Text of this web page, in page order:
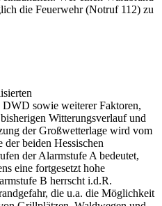
die Feuerwehr (Notruf 112) zu
DWD sowie weiterer Faktoren,
Witterungsverlauf und
der Großwetterlage wird vom
der beiden Hessischen
der Alarmstufe A bedeutet,
eine fortgesetzt hohe
B herrscht i.d.R.
die u.a. die Möglichkeit